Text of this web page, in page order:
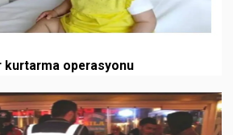
operasyonu